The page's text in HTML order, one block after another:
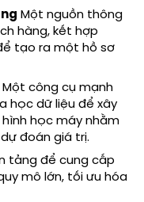
Một nguồn thông
hàng, kết hợp
tạo ra một hồ sơ
Một công cụ mạnh
học dữ liệu để xây
học máy nhằm
đoán giá trị.
tảng để cung cấp
mô lớn, tối ưu hóa